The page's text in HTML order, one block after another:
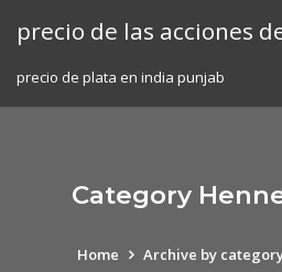
precio de las acciones
precio de plata en india punjab
Category
Home Archive by